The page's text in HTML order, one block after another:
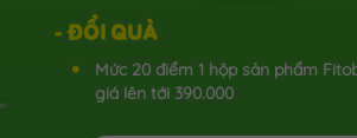
- ĐỔI QUÀ
Mức 20 điểm 1 hộp sản phẩm
giá lên tới 390.000